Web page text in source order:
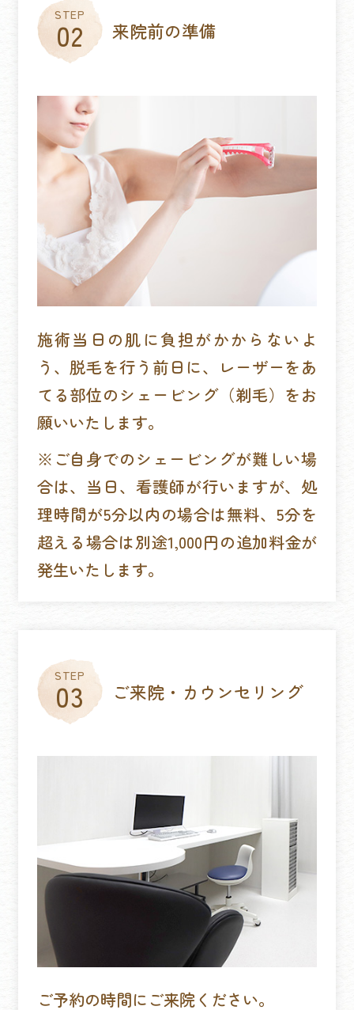
来院前の準備
施術当日の肌に負担がかからないよ
う、脱毛を行う前日に、レーザーをあ
てる部位のシェービング（剃毛）をお
願いいたします。
※ご自身でのシェービングが難しい場
合は、当日、看護師が行いますが、処
理時間が5分以内の場合は無料、5分を
超える場合は別途1,000円の追加料金が
発生いたします。
ご来院・カウンセリング
ご予約の時間にご来院ください。